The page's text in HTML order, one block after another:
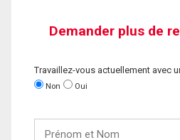
Demander plus de
Travaillez-vous actuellement avec
Non Oui